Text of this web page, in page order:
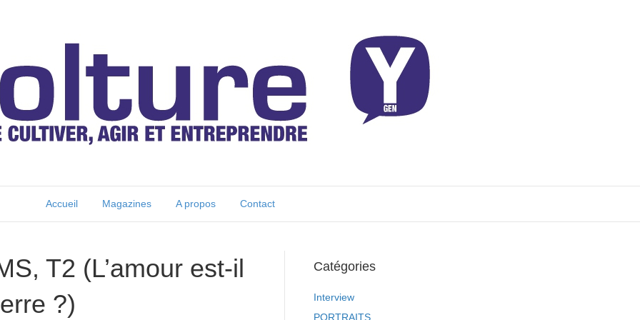
Accueil Magazines A propos Contact
T2 (L’amour est-il
?)
Catégories
Interview
PORTRAITS